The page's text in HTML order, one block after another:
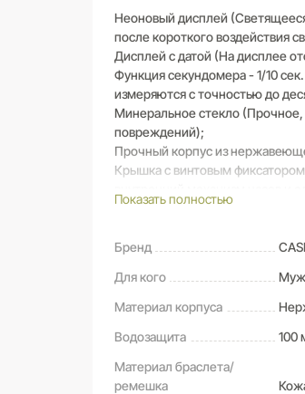
Неоновый дисплей
после короткого воздействия
Дисплей с датой (На дисплее
Функция секундомера - 1/10
измеряются с точностью до
Минеральное стекло
повреждений);
Прочный корпус из
Крышка с винтовым
аккумулятора);
долговечность, стиль и
Водонепроницаемость (10 Бар)
Показать полностью
Бренд
Для кого
Материал корпуса
Водозащита
100
Материал браслета/
ремешка